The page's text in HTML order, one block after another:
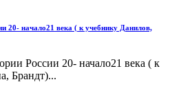
20- начало21 века ( к учебнику Данилов,
России 20- начало21 века ( к
Брандт)...